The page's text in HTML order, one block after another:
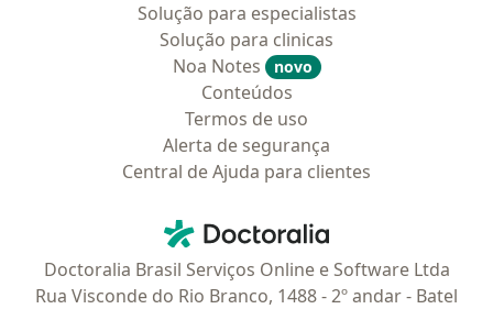
Solução para especialistas
Solução para clinicas
Noa Notes
novo
Conteúdos
Termos de uso
Alerta de segurança
Central de Ajuda para clientes
Doctoralia - Homepage
Doctoralia Brasil Serviços Online e Software Ltda
Rua Visconde do Rio Branco, 1488 - 2º andar - Batel